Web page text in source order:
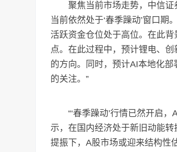
聚焦当前市场走势，中信证券
当前依然处于‘春季躁动’窗口
活跃资金仓位处于高位。在此背
点。在此过程中，预计锂电、
的方向。同时，预计AI本地化
的关注。”
“‘春季躁动’行情已然开启，
示，在国内经济处于新旧动能
提振下，A股市场或迎来结构性